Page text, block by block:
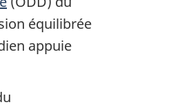
équilibrée
appuie